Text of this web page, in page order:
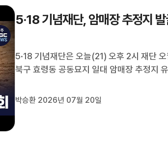
5·18 기념재단, 암매장 추정지
5·18 기념재단은 오늘(21) 오후 2시 재단
북구 효령동 공동묘지 일대 암매장 추정지
점에 대한 행방불명자 DNA 대조 작업 결과
박승환 2026년 07월 20일